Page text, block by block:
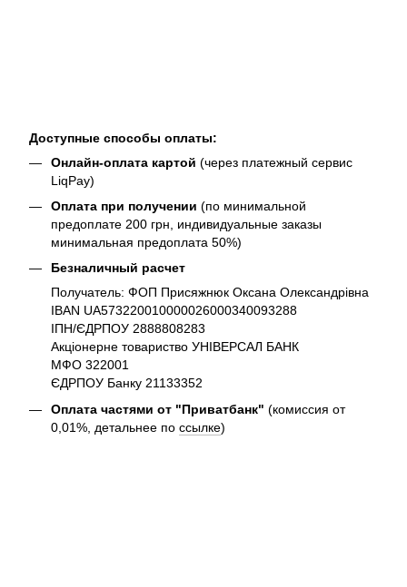
Доступные способы оплаты:
Онлайн-оплата картой (через платежный сервис
LiqPay)
Оплата при получении (по минимальной
предоплате 200 грн, индивидуальные заказы
минимальная предоплата 50%)
Безналичный расчет
Получатель: ФОП Присяжнюк Оксана Олександрівна
IBAN UA573220010000026000340093288
ІПН/ЄДРПОУ 2888808283
Акціонерне товариство УНІВЕРСАЛ БАНК
МФО 322001
ЄДРПОУ Банку 21133352
Оплата частями от "Приватбанк" (комиссия от
0,01%, детальнее по ссылке)